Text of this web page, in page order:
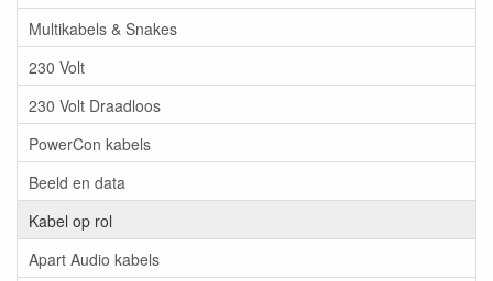
Multikabels & Snakes
230 Volt
230 Volt Draadloos
PowerCon kabels
Beeld en data
Kabel op rol
Apart Audio kabels